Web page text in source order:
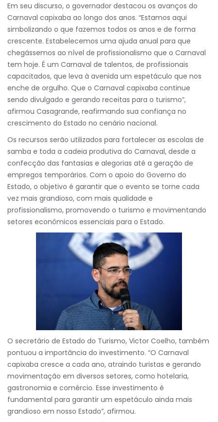
Em seu discurso, o governador destacou os avanços do
Carnaval capixaba ao longo dos anos. “Estamos aqui
simbolizando o que fazemos todos os anos e de forma
crescente. Estabelecemos uma ajuda anual para que
chegássemos ao nível de profissionalismo que o Carnaval
tem hoje. É um Carnaval de talentos, de profissionais
capacitados, que leva à avenida um espetáculo que nos
enche de orgulho. Que o Carnaval capixaba continue
sendo divulgado e gerando receitas para o turismo”,
afirmou Casagrande, reafirmando sua confiança no
crescimento do Estado no cenário nacional.
Os recursos serão utilizados para fortalecer as escolas de
samba e toda a cadeia produtiva do Carnaval, desde a
confecção das fantasias e alegorias até a geração de
empregos temporários. Com o apoio do Governo do
Estado, o objetivo é garantir que o evento se torne cada
vez mais grandioso, com mais qualidade e
profissionalismo, promovendo o turismo e movimentando
setores econômicos essenciais para o Estado.
O secretário de Estado do Turismo, Victor Coelho, também
pontuou a importância do investimento. “O Carnaval
capixaba cresce a cada ano, atraindo turistas e gerando
movimentação em diversos setores, como hotelaria,
gastronomia e comércio. Esse investimento é
fundamental para garantir um espetáculo ainda mais
grandioso em nosso Estado”, afirmou.